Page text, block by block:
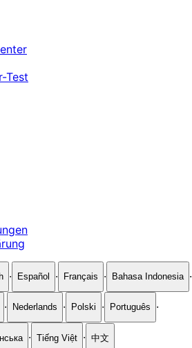
Test
· Español · Français · Bahasa Indonesia ·
· Nederlands · Polski · Português ·
· Tiếng Việt · 中文